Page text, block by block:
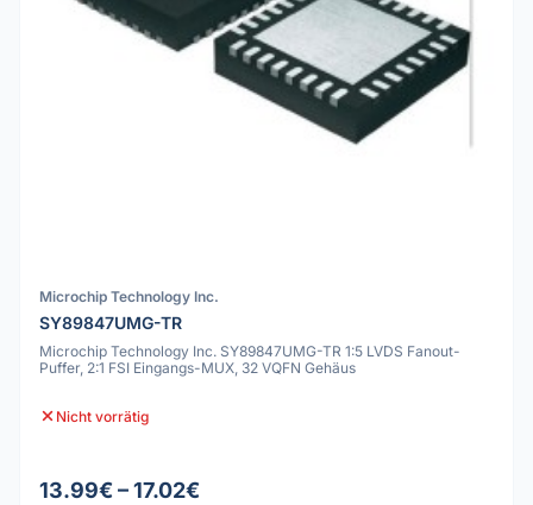
Microchip Technology Inc.
SY89847UMG-TR
Microchip Technology Inc. SY89847UMG-TR 1:5 LVDS Fanout-
Puffer, 2:1 FSI Eingangs-MUX, 32 VQFN Gehäus
Nicht vorrätig
13.99€ – 17.02€